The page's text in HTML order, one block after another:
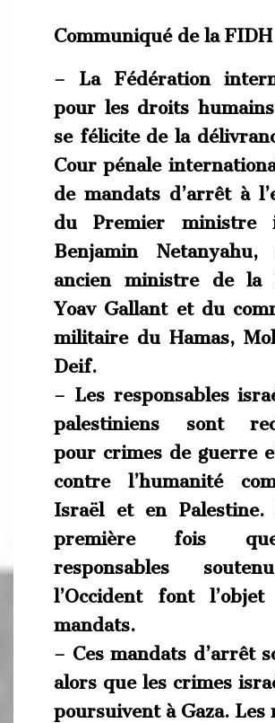
Communiqué de la FIDH
– La Fédération
pour les droits
se félicite de la
Cour pénale
de mandats d’arrêt à
du Premier ministre
Benjamin
ancien ministre de la
Yoav Gallant et du
militaire du Hamas,
Deif.
– Les responsables
palestiniens sont
pour crimes de guerre
contre l’humanité
Israël et en Palestine.
première fois
responsables
l’Occident font
mandats.
– Ces mandats d’arrêt
alors que les crimes
poursuivent à Gaza. Les